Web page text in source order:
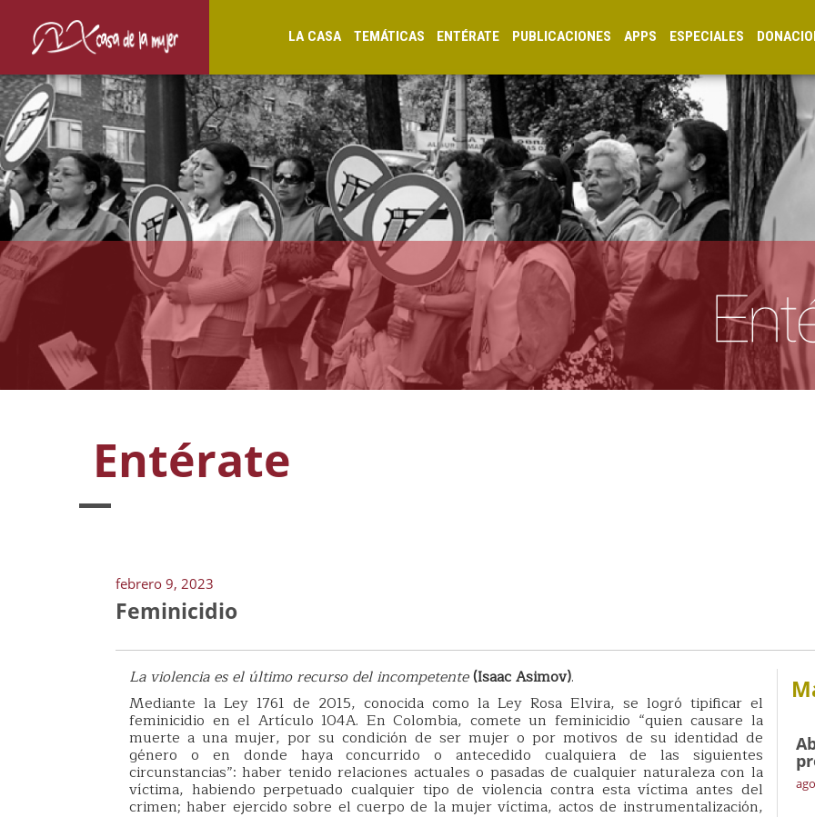
LA CASA TEMÁTICAS ENTÉRATE PUBLICACIONES APPS ESPECIALES
Entérate
febrero 9, 2023
Feminicidio
La violencia es el último recurso del incompetente(Isaac Asimov).
Mediante la Ley 1761 de 2015, conocida como la Ley Rosa Elvira, se logró tipificar el
feminicidio en el Artículo 104A. En Colombia, comete un feminicidio “quien causare la
muerte a una mujer, por su condición de ser mujer o por motivos de su identidad de
género o en donde haya concurrido o antecedido cualquiera de las siguientes
circunstancias”: haber tenido relaciones actuales o pasadas de cualquier naturaleza con la
víctima, habiendo perpetuado cualquier tipo de violencia contra esta víctima antes del
crimen; haber ejercido sobre el cuerpo de la mujer víctima, actos de instrumentalización,